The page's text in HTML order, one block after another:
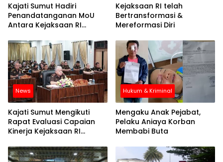
Kajati Sumut Hadiri
Penandatanganan MoU
Antara Kejaksaan RI
dan KUHAP Baru
Kejaksaan RI telah
Bertransformasi &
Mereformasi Diri
News
Kajati Sumut Mengikuti
Rapat Evaluasi Capaian
Kinerja Kejaksaan RI
Hukum & Kriminal
Mengaku Anak Pejabat,
Pelaku Aniaya Korban
Membabi Buta